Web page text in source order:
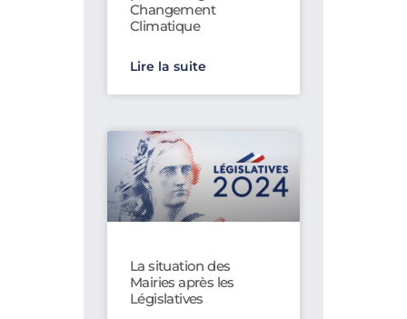
Changement
Climatique
Lire la suite
La situation des
Mairies après les
Législatives